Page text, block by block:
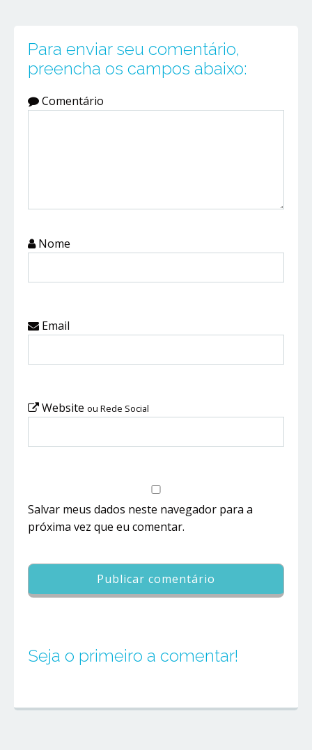
Para enviar seu comentário,
preencha os campos abaixo:
Comentário
Nome
Email
Website ou Rede Social
Salvar meus dados neste navegador para a
próxima vez que eu comentar.
Seja o primeiro a comentar!